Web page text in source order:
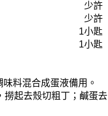
少許
少許
1小匙
1小匙
料混合成蛋液備用。
撈起去殼切粗丁；鹹蛋去